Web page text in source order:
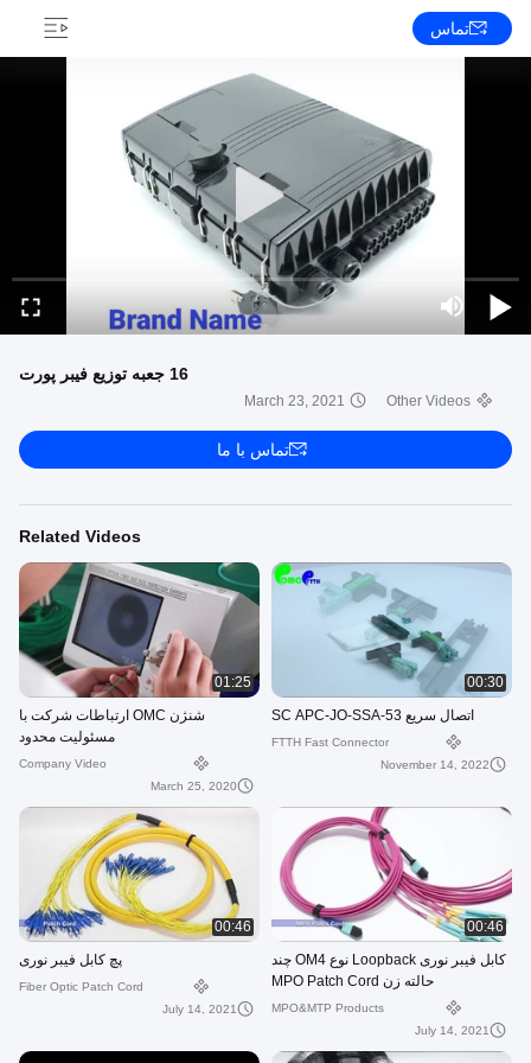
تماس
16 جعبه توزیع فیبر پورت
Other Videos
March 23, 2021
تماس با ما
Related Videos
00:30
اتصال سریع SC APC-JO-SSA-53
FTTH Fast Connector
November 14, 2022
01:25
شنژن OMC ارتباطات شرکت با
مسئولیت محدود
Company Video
March 25, 2020
00:46
کابل فیبر نوری Loopback نوع OM4 چند
حالته زن MPO Patch Cord
MPO&MTP Products
July 14, 2021
00:46
پچ کابل فیبر نوری
Fiber Optic Patch Cord
July 14, 2021